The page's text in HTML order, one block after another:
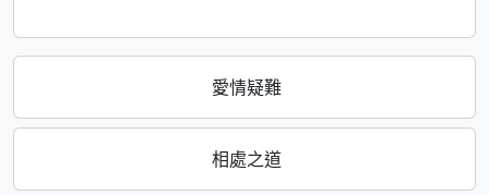
愛情疑難
相處之道